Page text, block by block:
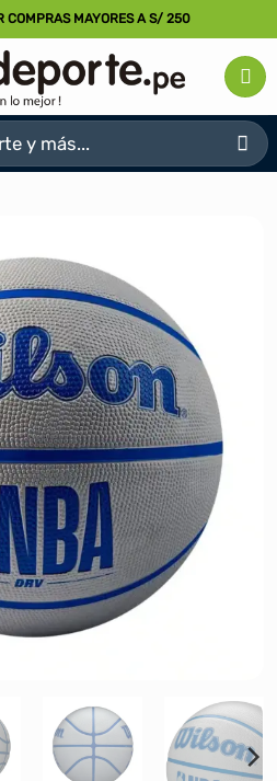
COMPRAS MAYORES A S/ 250